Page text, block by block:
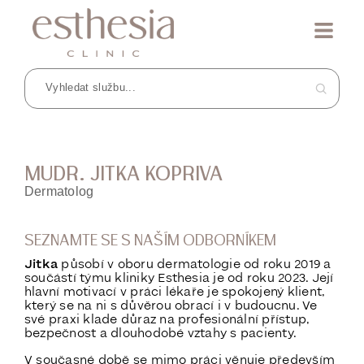
MUDR. JITKA KOPRIVA
Dermatolog
SEZNAMTE SE S NAŠÍM ODBORNÍKEM
Jitka působí v oboru dermatologie od roku 2019 a
součástí týmu kliniky Esthesia je od roku 2023. Její
hlavní motivací v práci lékaře je spokojený klient,
který se na ni s důvěrou obrací i v budoucnu. Ve
své praxi klade důraz na profesionální přístup,
bezpečnost a dlouhodobé vztahy s pacienty.
V současné době se mimo práci věnuje především